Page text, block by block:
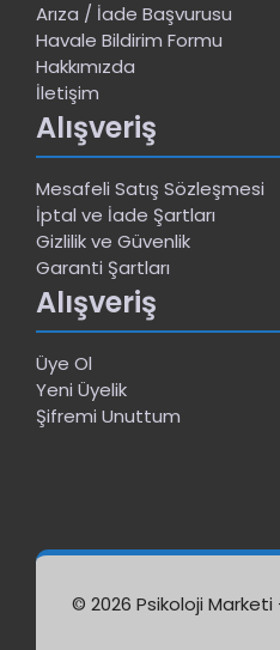
Arıza / İade Başvurusu
Havale Bildirim Formu
Hakkımızda
İletişim
Alışveriş
Mesafeli Satış Sözleşmesi
İptal ve İade Şartları
Gizlilik ve Güvenlik
Garanti Şartları
Alışveriş
Üye Ol
Yeni Üyelik
Şifremi Unuttum
© 2026 Psikoloji Marketi